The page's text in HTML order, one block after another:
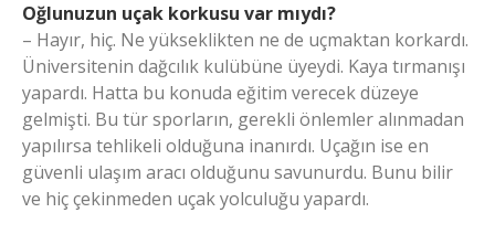
Oğlunuzun uçak korkusu var mıydı?
– Hayır, hiç. Ne yükseklikten ne de uçmaktan korkardı.
Üniversitenin dağcılık kulübüne üyeydi. Kaya tırmanışı
yapardı. Hatta bu konuda eğitim verecek düzeye
gelmişti. Bu tür sporların, gerekli önlemler alınmadan
yapılırsa tehlikeli olduğuna inanırdı. Uçağın ise en
güvenli ulaşım aracı olduğunu savunurdu. Bunu bilir
ve hiç çekinmeden uçak yolculuğu yapardı.